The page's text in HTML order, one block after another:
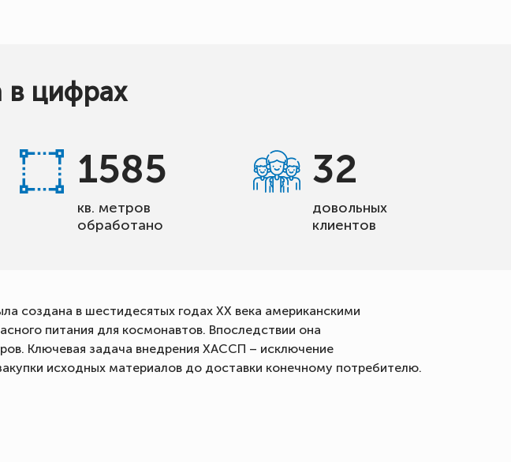
в цифрах
1585
кв. метров
обработано
32
довольных
клиентов
создана в шестидесятых годах XX века американскими
питания для космонавтов. Впоследствии она
Ключевая задача внедрения ХАССП – исключение
исходных материалов до доставки конечному потребителю.